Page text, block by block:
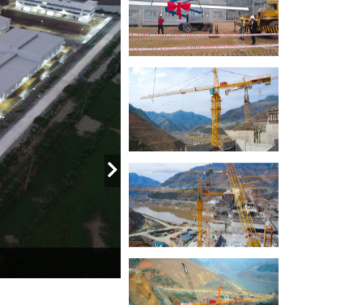
Các dự án